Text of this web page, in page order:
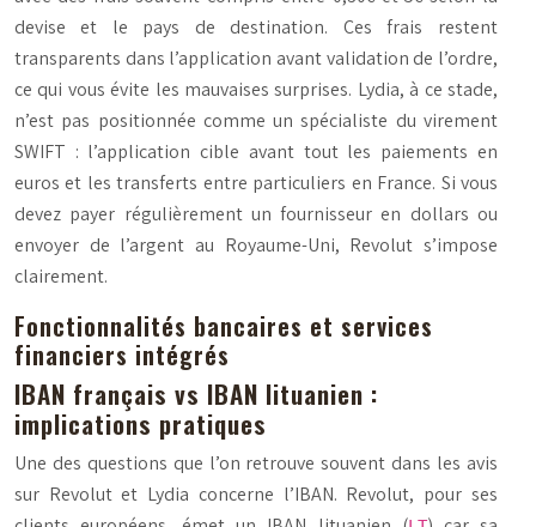
devise et le pays de destination. Ces frais restent
transparents dans l’application avant validation de l’ordre,
ce qui vous évite les mauvaises surprises. Lydia, à ce stade,
n’est pas positionnée comme un spécialiste du virement
SWIFT : l’application cible avant tout les paiements en
euros et les transferts entre particuliers en France. Si vous
devez payer régulièrement un fournisseur en dollars ou
envoyer de l’argent au Royaume-Uni, Revolut s’impose
clairement.
Fonctionnalités bancaires et services
financiers intégrés
IBAN français vs IBAN lituanien :
implications pratiques
Une des questions que l’on retrouve souvent dans les avis
sur Revolut et Lydia concerne l’IBAN. Revolut, pour ses